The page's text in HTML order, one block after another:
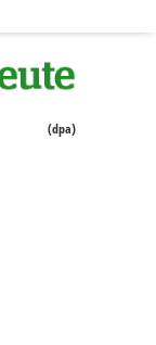
(dpa)